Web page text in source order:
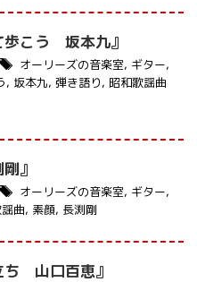
歩こう 坂本九』
オーリーズの音楽室, ギター,
, 坂本九, 弾き語り, 昭和歌謡曲
』
オーリーズの音楽室, ギター,
曲, 素顔, 長渕剛
ち 山口百恵』